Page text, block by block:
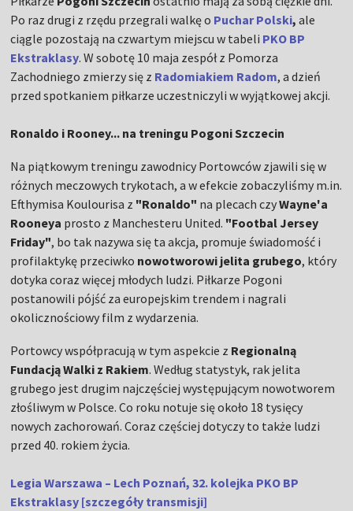
Po raz drugi z rzędu przegrali walkę o Puchar Polski, ale
ciągle pozostają na czwartym miejscu w tabeli PKO BP
Ekstraklasy. W sobotę 10 maja zespół z Pomorza
Zachodniego zmierzy się z Radomiakiem Radom, a dzień
przed spotkaniem piłkarze uczestniczyli w wyjątkowej akcji.
Ronaldo i Rooney... na treningu Pogoni Szczecin
Na piątkowym treningu zawodnicy Portowców zjawili się w
różnych meczowych trykotach, a w efekcie zobaczyliśmy m.in.
Efthymisa Koulourisa z "Ronaldo" na plecach czyWayne'a
Rooneya prosto z Manchesteru United. "Footbal Jersey
Friday", bo tak nazywa się ta akcja, promuje świadomość i
profilaktykę przeciwko nowotworowi jelita grubego, który
dotyka coraz więcej młodych ludzi. Piłkarze Pogoni
postanowili pójść za europejskim trendem i nagrali
okolicznościowy film z wydarzenia.
Portowcy współpracują w tym aspekcie z Regionalną
Fundacją Walki z Rakiem. Według statystyk, rak jelita
grubego jest drugim najczęściej występującym nowotworem
złośliwym w Polsce. Co roku notuje się około 18 tysięcy
nowych zachorowań. Coraz częściej dotyczy to także ludzi
przed 40. rokiem życia.
Legia Warszawa – Lech Poznań, 32. kolejka PKO BP
Ekstraklasy [szczegóły transmisji]